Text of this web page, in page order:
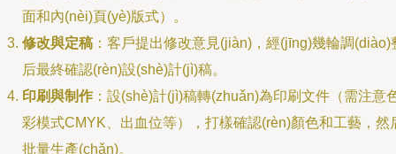
面和內(nèi)頁(yè)版式）。
修改與定稿 ：客戶提出修改意見(jiàn)，經(jīng)幾輪調(diào)
后最終確認(rèn)設(shè)計(jì)稿。
印刷與制作 ：設(shè)計(jì)稿轉(zhuǎn)為印刷文件（需注意
彩模式CMYK、出血位等），打樣確認(rèn)顏色和工藝，然
批量生產(chǎn)。